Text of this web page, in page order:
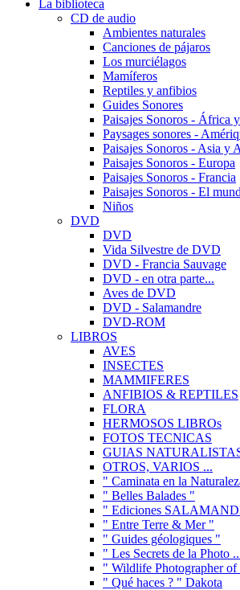
La biblioteca
CD de audio
Ambientes naturales
Canciones de pájaros
Los murciélagos
Mamíferos
Reptiles y anfibios
Guides Sonores
Paisajes Sonoros - África
Paysages sonores -
Paisajes Sonoros - Asia y
Paisajes Sonoros - Europa
Paisajes Sonoros - Francia
Paisajes Sonoros - El
Niños
DVD
DVD
Vida Silvestre de DVD
DVD - Francia Sauvage
DVD - en otra parte...
Aves de DVD
DVD - Salamandre
DVD-ROM
LIBROS
AVES
INSECTES
MAMMIFERES
ANFIBIOS & REPTILES
FLORA
HERMOSOS LIBROs
FOTOS TECNICAS
GUIAS
OTROS, VARIOS ...
" Caminata en la
" Belles Balades "
" Ediciones
" Entre Terre & Mer "
" Guides géologiques "
" Les Secrets de la Photo
" Wildlife Photographer of
" Qué haces ? " Dakota